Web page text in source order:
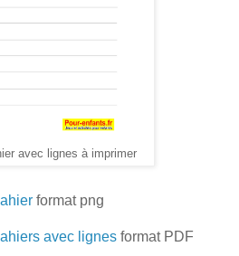
avec lignes à imprimer
format png
avec lignes format PDF